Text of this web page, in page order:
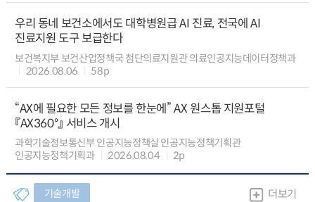
우리 동네 보건소에서도 대학병원급 AI 진료, 전국에 AI
진료지원 도구 보급한다
보건복지부 보건산업정책국 첨단의료지원관 의료인공지능데이터정책과
2026.08.06
58p
“AX에 필요한 모든 정보를 한눈에” AX 원스톱 지원포털
『AX360°』 서비스 개시
과학기술정보통신부 인공지능정책실 인공지능정책기획관
인공지능정책기획과
2026.08.04 2p
기술개발 더보기